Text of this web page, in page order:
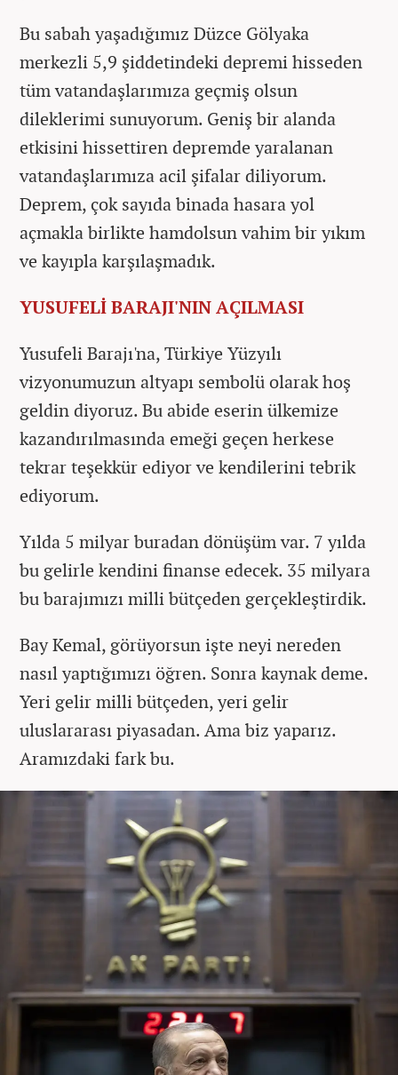
Bu sabah yaşadığımız Düzce Gölyaka
merkezli 5,9 şiddetindeki depremi hisseden
tüm vatandaşlarımıza geçmiş olsun
dileklerimi sunuyorum. Geniş bir alanda
etkisini hissettiren depremde yaralanan
vatandaşlarımıza acil şifalar diliyorum.
Deprem, çok sayıda binada hasara yol
açmakla birlikte hamdolsun vahim bir yıkım
ve kayıpla karşılaşmadık.
YUSUFELİ BARAJI'NIN AÇILMASI
Yusufeli Barajı'na, Türkiye Yüzyılı
vizyonumuzun altyapı sembolü olarak hoş
geldin diyoruz. Bu abide eserin ülkemize
kazandırılmasında emeği geçen herkese
tekrar teşekkür ediyor ve kendilerini tebrik
ediyorum.
Yılda 5 milyar buradan dönüşüm var. 7 yılda
bu gelirle kendini finanse edecek. 35 milyara
bu barajımızı milli bütçeden gerçekleştirdik.
Bay Kemal, görüyorsun işte neyi nereden
nasıl yaptığımızı öğren. Sonra kaynak deme.
Yeri gelir milli bütçeden, yeri gelir
uluslararası piyasadan. Ama biz yaparız.
Aramızdaki fark bu.